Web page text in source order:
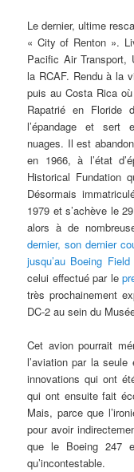
Le dernier, ultime
« City of Renton ».
Pacific Air Transport,
la RCAF. Rendu à la
puis au Costa Rica
Rapatrié en
l’épandage et sert
nuages. Il est
en 1966, à l’état
Historical Fundation
Désormais
1979 et s’achève le
alors à de
dernier, son dernier
jusqu’au Boeing
celui effectué par le
très prochainement
DC-2 au sein du
Cet avion pourrait
l’aviation par la
innovations qui ont
qui ont ensuite fait
Mais, parce que
pour avoir
que le Boeing 247
qu’incontestable.